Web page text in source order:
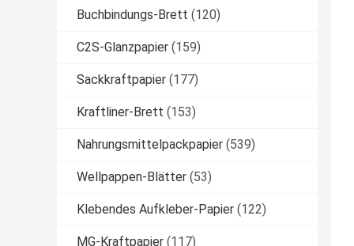
Buchbindungs-Brett (120)
C2S-Glanzpapier (159)
Sackkraftpapier (177)
Kraftliner-Brett (153)
Nahrungsmittelpackpapier (539)
Wellpappen-Blätter (53)
Klebendes Aufkleber-Papier (122)
MG-Kraftpapier (117)